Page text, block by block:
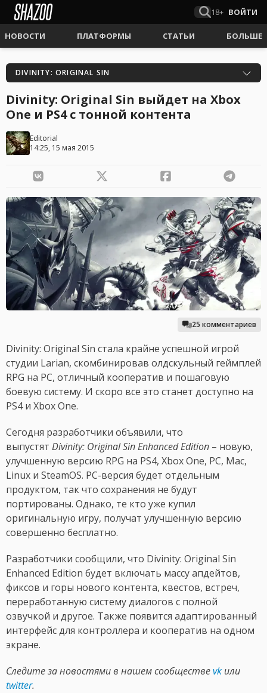
18+ ВОЙТИ
НОВОСТИ ПЛАТФОРМЫ СТАТЬИ БОЛЬШЕ
DIVINITY: ORIGINAL SIN
Divinity: Original Sin выйдет на Xbox
One и PS4 с тонной контента
Editorial
14:25, 15 мая 2015
25 комментариев
Divinity: Original Sin стала крайне успешной игрой
студии Larian, скомбинировав олдскульный геймплей
RPG на PC, отличный кооператив и пошаговую
боевую систему. И скоро все это станет доступно на
PS4 и Xbox One.
Сегодня разработчики объявили, что
выпустят Divinity: Original Sin Enhanced Edition – новую,
улучшенную версию RPG на PS4, Xbox One, PC, Mac,
Linux и SteamOS. PC-версия будет отдельным
продуктом, так что сохранения не будут
портированы. Однако, те кто уже купил
оригинальную игру, получат улучшенную версию
совершенно бесплатно.
Разработчики сообщили, что Divinity: Original Sin
Enhanced Edition будет включать массу апдейтов,
фиксов и горы нового контента, квестов, встреч,
переработанную систему диалогов с полной
озвучкой и другое. Также появится адаптированный
интерфейс для контроллера и кооператив на одном
экране.
Следите за новостями в нашем сообществеvk или
twitter.